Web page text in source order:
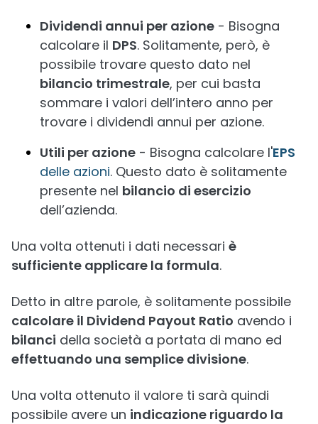
Dividendi annui per azione - Bisogna
calcolare il DPS. Solitamente, però, è
possibile trovare questo dato nel
bilancio trimestrale, per cui basta
sommare i valori dell’intero anno per
trovare i dividendi annui per azione.
Utili per azione - Bisogna calcolare l'EPS
delle azioni. Questo dato è solitamente
presente nel bilancio di esercizio
dell’azienda.
Una volta ottenuti i dati necessari è
sufficiente applicare la formula.
Detto in altre parole, è solitamente possibile
calcolare il Dividend Payout Ratio avendo i
bilanci della società a portata di mano ed
effettuando una semplice divisione.
Una volta ottenuto il valore ti sarà quindi
possibile avere un indicazione riguardo la